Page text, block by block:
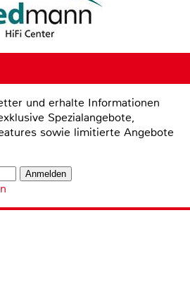
und erhalte Informationen
Spezialangebote,
sowie limitierte Angebote